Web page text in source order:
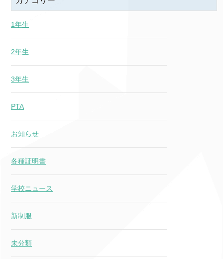
1年生
2年生
3年生
PTA
お知らせ
各種証明書
学校ニュース
新制服
未分類